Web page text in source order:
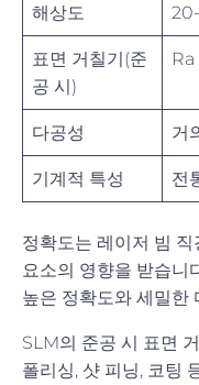
해상도
표면 거칠기(준
공 시)
다공성 거
기계적 특성 전
정확도는 레이저 빔
요소의 영향을 받습니
높은 정확도와 세밀한
SLM의 준공 시 표면
폴리싱, 샷 피닝, 코팅